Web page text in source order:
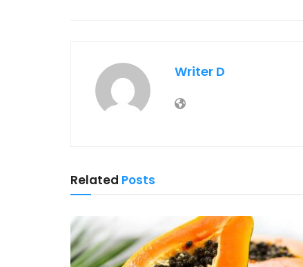
Writer D
Related Posts